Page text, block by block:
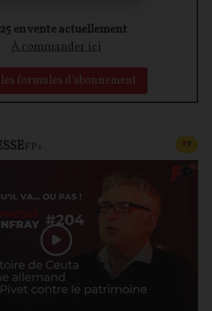
en vente actuellement
À commander ici
formules d'abonnement
FP+ FP